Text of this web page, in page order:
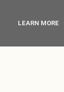
LEARN MORE